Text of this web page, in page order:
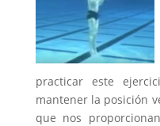
practicar este
mantener la posición
que nos